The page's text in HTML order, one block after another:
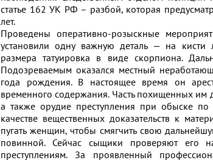
статье 162 УК РФ – разбой, которая
лет.
Проведены оперативно-розыскные
установили одну важную деталь — на кисти
размера татуировка в виде скорпиона.
Подозреваемым оказался местный
года рождения. В настоящее время он
временного содержания. Часть похищенных им
а также орудие преступления при обыске
качестве вещественных доказательств к
пугать женщин, чтобы смягчить свою
повинной. Сейчас сыщики проверяют его
преступлениям. За проявленный